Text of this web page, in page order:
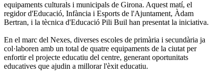
equipaments culturals i municipals de Girona. Aquest matí, el
regidor d'Educació, Infància i Esports de l'Ajuntament, Àdam
Bertran, i la tècnica d'Educació Pili Buil han presentat la iniciativa.
En el marc del Nexes, diverses escoles de primària i secundària ja
col·laboren amb un total de quatre equipaments de la ciutat per
enfortir el projecte educatiu del centre, generant oportunitats
educatives que ajudin a millorar l'èxit educatiu.